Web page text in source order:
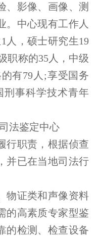
、影像、画像、测
。中心现有工作人
人，硕士研究生19
职称的35人，中级
有79人;享受国务
刑事科学技术青年
法鉴定中心
职责，根据侦查
并已在当地司法行
证类和声像资料
的高素质专家型鉴
的检测、检查设备